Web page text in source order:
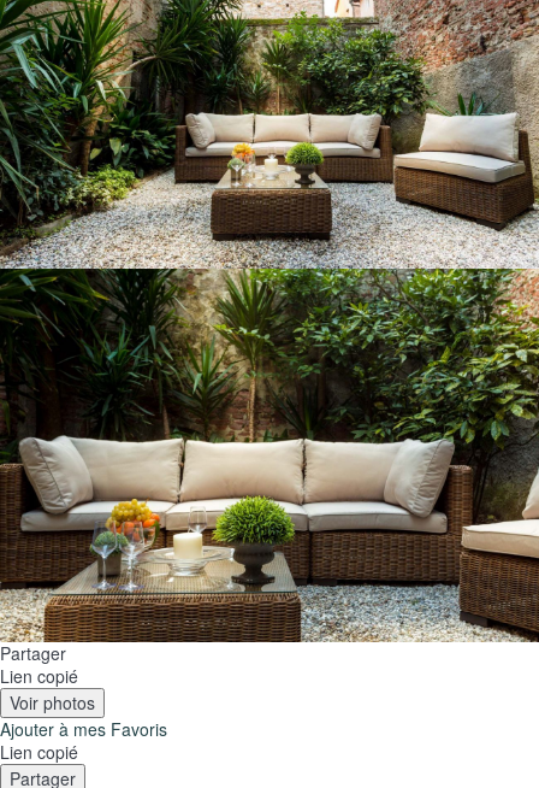
Partager
Lien copié
Voir photos
Ajouter à mes Favoris
Lien copié
Partager